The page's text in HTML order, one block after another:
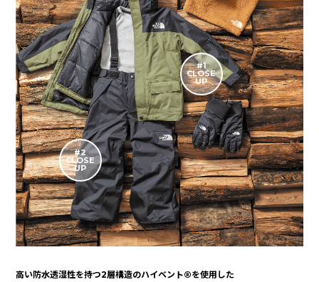
#1
CLOSE
UP
#2
CLOSE
UP
高い防水透湿性を持つ2層構造のハイベント®を使用した